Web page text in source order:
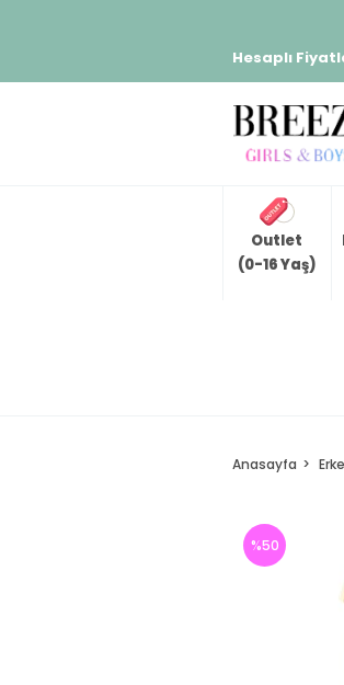
Hesaplı
Outlet
(0-16 Yaş)
Anasayfa
%50